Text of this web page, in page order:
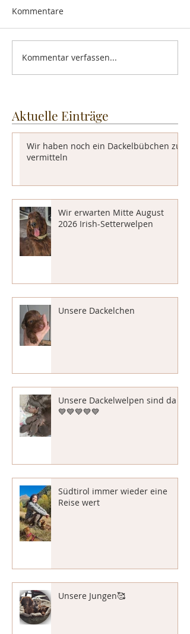
Kommentare
Kommentar verfassen...
Aktuelle Einträge
Wir haben noch ein Dackelbübchen zu
vermitteln
Wir erwarten Mitte August
2026 Irish-Setterwelpen
Unsere Dackelchen
Unsere Dackelwelpen sind da
💙💙💙💙💙
Südtirol immer wieder eine
Reise wert
Unsere Jungen🥰